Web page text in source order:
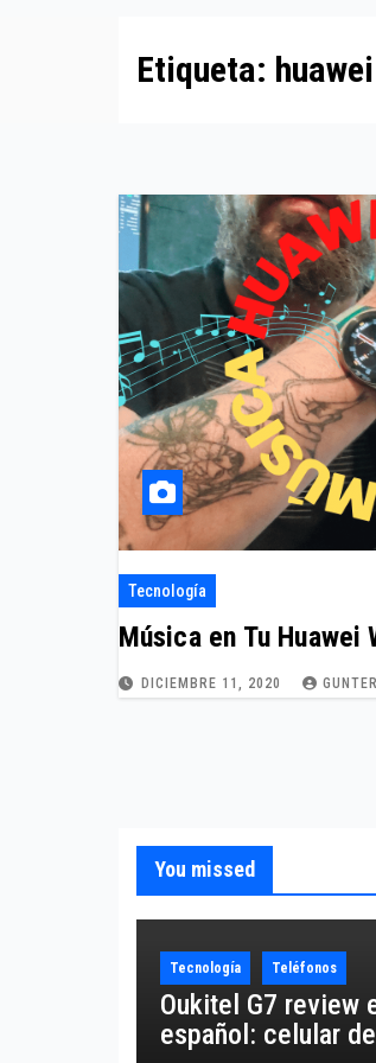
Etiqueta:
Tecnología
Música en Tu Huawei
DICIEMBRE 11, 2020
You missed
Tecnología Teléfonos
Oukitel G7 review
español: celular de